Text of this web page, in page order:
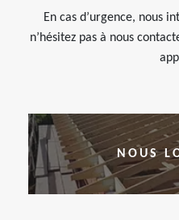
En cas d’urgence, nous
n’hésitez pas à nous
NOUS